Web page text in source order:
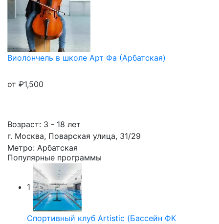
Виолончель в школе Арт Фа (Арбатская)
от ₽1,500
Возраст: 3 - 18 лет
г. Москва, Поварская улица, 31/29
Метро: Арбатская
Популярные программы
1
Спортивный клуб Artistic (Бассейн ФК